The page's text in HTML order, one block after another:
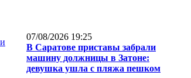
07/08/2026 19:25
В Саратове приставы забрали
машину должницы в Затоне:
девушка ушла с пляжа пешком